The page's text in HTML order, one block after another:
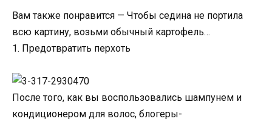
Вам также понравится — Чтобы седина не портила
всю картину, возьми обычный картофель…
1. Предотвратить перхоть
После того, как вы воспользовались шампунем и
кондиционером для волос, блогеры-